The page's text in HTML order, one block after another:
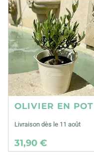
OLIVIER EN POT
Livraison dès le 11 août
31,90 €